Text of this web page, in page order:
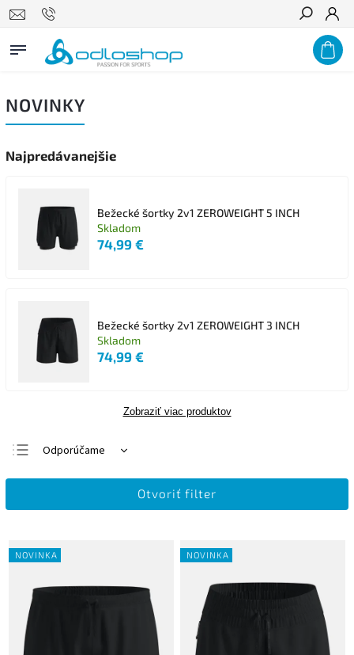
Hľadať
NOVINKY
Najpredávanejšie
Bežecké šortky 2v1 ZEROWEIGHT 5 INCH
Skladom
74,99 €
Bežecké šortky 2v1 ZEROWEIGHT 3 INCH
Skladom
74,99 €
Zobraziť viac produktov
Odporúčame
Najlacnejšie
Abecedne
Otvoriť filter
NOVINKA NOVINKA